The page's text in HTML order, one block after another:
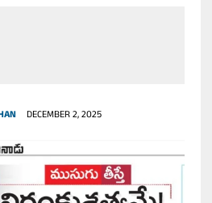
DECEMBER 2, 2025